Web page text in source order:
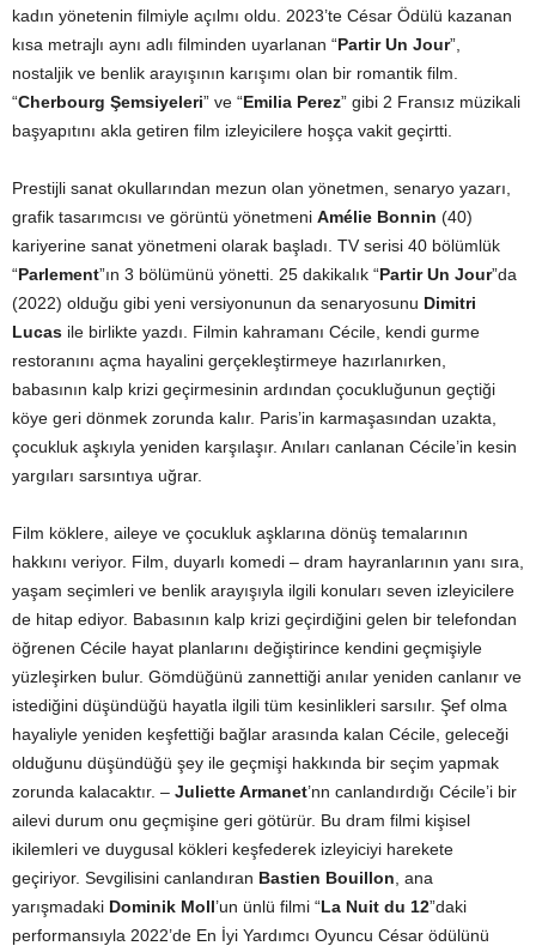
kadın yönetenin filmiyle açılmı oldu. 2023’te César Ödülü kazanan
kısa metrajlı aynı adlı filminden uyarlanan “Partir Un Jour”,
nostaljik ve benlik arayışının karışımı olan bir romantik film.
“Cherbourg Şemsiyeleri” ve “Emilia Perez” gibi 2 Fransız müzikali
başyapıtını akla getiren film izleyicilere hoşça vakit geçirtti.
Prestijli sanat okullarından mezun olan yönetmen, senaryo yazarı,
grafik tasarımcısı ve görüntü yönetmeni Amélie Bonnin (40)
kariyerine sanat yönetmeni olarak başladı. TV serisi 40 bölümlük
“Parlement”ın 3 bölümünü yönetti. 25 dakikalık “Partir Un Jour”da
(2022) olduğu gibi yeni versiyonunun da senaryosunu Dimitri
Lucas ile birlikte yazdı. Filmin kahramanı Cécile, kendi gurme
restoranını açma hayalini gerçekleştirmeye hazırlanırken,
babasının kalp krizi geçirmesinin ardından çocukluğunun geçtiği
köye geri dönmek zorunda kalır. Paris’in karmaşasından uzakta,
çocukluk aşkıyla yeniden karşılaşır. Anıları canlanan Cécile’in kesin
yargıları sarsıntıya uğrar.
Film köklere, aileye ve çocukluk aşklarına dönüş temalarının
hakkını veriyor. Film, duyarlı komedi – dram hayranlarının yanı sıra,
yaşam seçimleri ve benlik arayışıyla ilgili konuları seven izleyicilere
de hitap ediyor. Babasının kalp krizi geçirdiğini gelen bir telefondan
öğrenen Cécile hayat planlarını değiştirince kendini geçmişiyle
yüzleşirken bulur. Gömdüğünü zannettiği anılar yeniden canlanır ve
istediğini düşündüğü hayatla ilgili tüm kesinlikleri sarsılır. Şef olma
hayaliyle yeniden keşfettiği bağlar arasında kalan Cécile, geleceği
olduğunu düşündüğü şey ile geçmişi hakkında bir seçim yapmak
zorunda kalacaktır. – Juliette Armanet’nn canlandırdığı Cécile’i bir
ailevi durum onu geçmişine geri götürür. Bu dram filmi kişisel
ikilemleri ve duygusal kökleri keşfederek izleyiciyi harekete
geçiriyor. Sevgilisini canlandıran Bastien Bouillon , ana
yarışmadaki Dominik Moll’un ünlü filmi “La Nuit du 12”daki
performansıyla 2022’de En İyi Yardımcı Oyuncu César ödülünü